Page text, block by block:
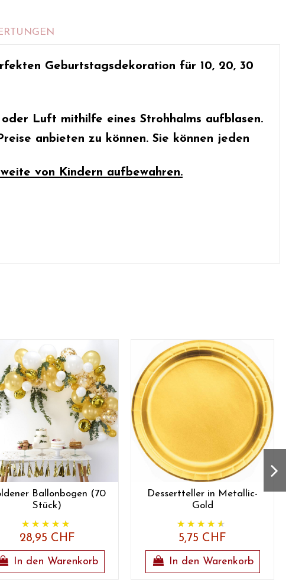
Geburtstagsdekoration für 10, 20, 30
Luft mithilfe eines Strohhalms aufblasen.
anbieten zu können. Sie können jeden
von Kindern aufbewahren.
Ballonbogen (70
Stück)
28,95 CHF
In den Warenkorb
Dessertteller in Metallic-
Gold
5,75 CHF
In den Warenkorb